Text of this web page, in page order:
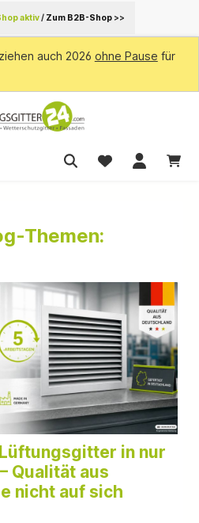
aktiv/ Zum B2B-Shop >>
auch 2026 ohne Pause für
Themen:
in nur
Qualität aus
nicht auf sich